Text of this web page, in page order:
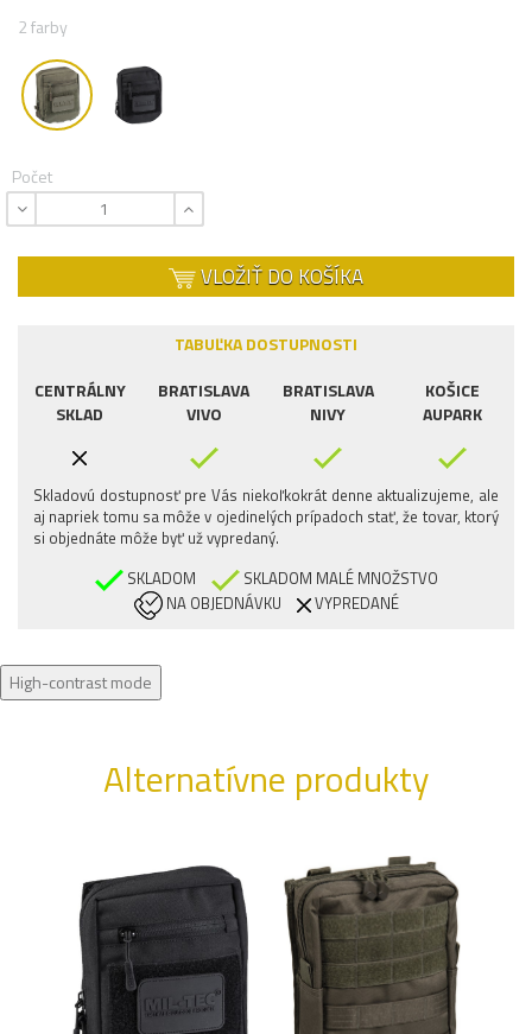
2 farby
Počet
VLOŽIŤ DO KOŠÍKA
TABUĽKA DOSTUPNOSTI
CENTRÁLNY
SKLAD
BRATISLAVA
VIVO
BRATISLAVA
NIVY
KOŠICE
AUPARK
Skladovú dostupnosť pre Vás niekoľkokrát denne aktualizujeme, ale
aj napriek tomu sa môže v ojedinelých prípadoch stať, že tovar, ktorý
si objednáte môže byť už vypredaný.
SKLADOM
SKLADOM MALÉ MNOŽSTVO
NA OBJEDNÁVKU
VYPREDANÉ
High-contrast mode
Alternatívne produkty